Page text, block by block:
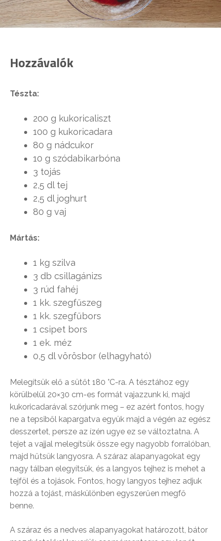
Hozzávalók
Tészta:
200 g kukoricaliszt
100 g kukoricadara
80 g nádcukor
10 g szódabikarbóna
3 tojás
2,5 dl tej
2,5 dl joghurt
80 g vaj
Mártás:
1 kg szilva
3 db csillagánizs
3 rúd fahéj
1 kk. szegfűszeg
1 kk. szegfűbors
1 csipet bors
1 ek. méz
0,5 dl vörösbor (elhagyható)
Melegítsük elő a sütőt 180 °C-ra. A tésztához egy
körülbelül 20×30 cm-es formát vajazzunk ki, majd
kukoricadarával szórjunk meg – ez azért fontos, hogy
ne a tepsiből kapargatva együk majd a végén az egész
desszertet, persze az ízén ugye ez se változtatna. A
tejet a vajjal melegítsük össze egy nagyobb forralóban,
majd hűtsük langyosra. A száraz alapanyagokat egy
nagy tálban elegyítsük, és a langyos tejhez is mehet a
tejföl és a tojások. Fontos, hogy langyos tejhez adjuk
hozzá a tojást, máskülönben egyszerűen megfő
benne.
A száraz és a nedves alapanyagokat határozott, bátor